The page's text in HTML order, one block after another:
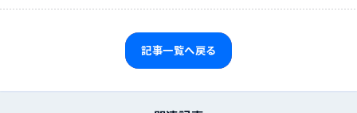
記事一覧へ戻る